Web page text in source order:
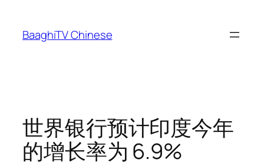
content
BaaghiTV Chinese
世界银行预计印度今年
的增长率为 6.9%